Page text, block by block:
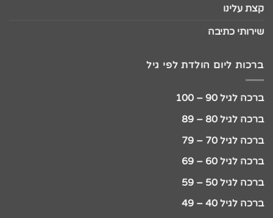
קצת עלינו
שירותי כתיבה
ברכות ליום הולדת לפי גיל
ברכה לגיל 90 – 100
ברכה לגיל 80 – 89
ברכה לגיל 70 – 79
ברכה לגיל 60 – 69
ברכה לגיל 50 – 59
ברכה לגיל 40 – 49